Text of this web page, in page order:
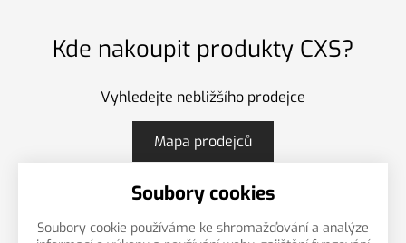
Kde nakoupit produkty CXS?
Vyhledejte nebližšího prodejce
Mapa prodejců
Soubory cookies
Soubory cookie používáme ke shromažďování a analýze